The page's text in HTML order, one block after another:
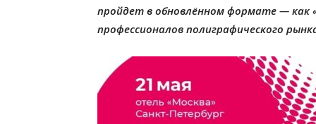
пройдет в обновлённом формате — как
профессионалов полиграфического